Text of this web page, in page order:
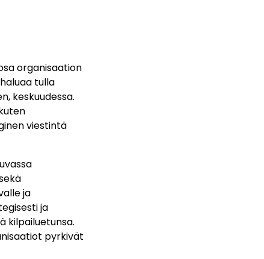
organisaation
tulla
keskuudessa.
viestintä
ja
ja
kilpailuetunsa.
pyrkivät